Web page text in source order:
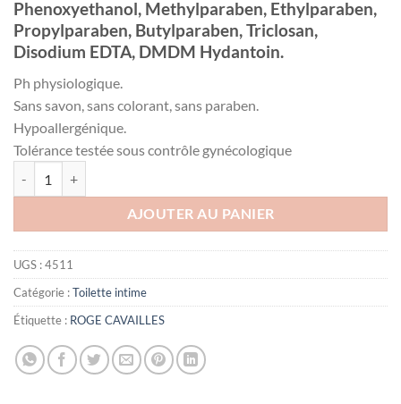
Phenoxyethanol, Methylparaben, Ethylparaben,
Propylparaben, Butylparaben, Triclosan,
Disodium EDTA, DMDM Hydantoin.
Ph physiologique.
Sans savon, sans colorant, sans paraben.
Hypoallergénique.
Tolérance testée sous contrôle gynécologique
AJOUTER AU PANIER
UGS :4511
Catégorie :Toilette intime
Étiquette : ROGE CAVAILLES